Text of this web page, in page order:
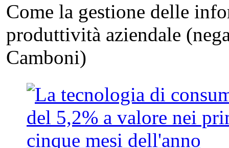
Come la gestione delle
produttività aziendale
Camboni)